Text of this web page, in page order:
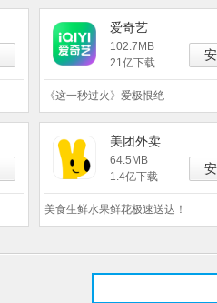
爱奇艺
102.7MB
21亿下载
《这一秒过火》爱极恨绝
美团外卖
64.5MB
1.4亿下载
美食生鲜水果鲜花极速送达！